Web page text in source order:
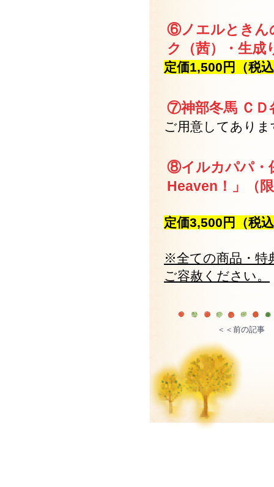
⑥ノエルときん
ク（茜）・生成
定価1,500円（税
⑦神部冬馬 ＣＤ
ご用意してあり
⑧イルカパパ・
Heaven！」（
定価3,500円（税
※全ての商品・特
ご容赦ください。
＜＜前の記事